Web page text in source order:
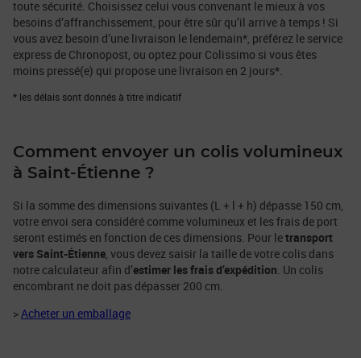
toute sécurité. Choisissez celui vous convenant le mieux à vos
besoins d’affranchissement, pour être sûr qu’il arrive à temps ! Si
vous avez besoin d’une livraison le lendemain*, préférez le service
express de Chronopost, ou optez pour Colissimo si vous êtes
moins pressé(e) qui propose une livraison en 2 jours*.
* les délais sont donnés à titre indicatif
Comment envoyer un colis volumineux
à Saint-Étienne ?
Si la somme des dimensions suivantes (L + l + h) dépasse 150 cm,
votre envoi sera considéré comme volumineux et les frais de port
seront estimés en fonction de ces dimensions. Pour letransport
vers Saint-Étienne, vous devez saisir la taille de votre colis dans
notre calculateur afin d’estimer les frais d’expédition. Un colis
encombrant ne doit pas dépasser 200 cm.
>Acheter un emballage